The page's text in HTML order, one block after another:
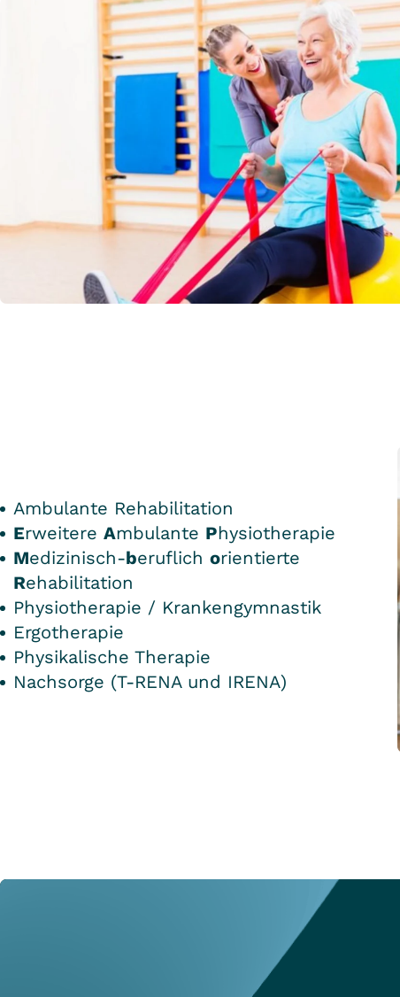
Ambulante Rehabilitation
Erweitere Ambulante Physiotherapie
Medizinisch-beruflich orientierte
Rehabilitation
Physiotherapie / Krankengymnastik
Ergotherapie
Physikalische Therapie
Nachsorge (T-RENA und IRENA)